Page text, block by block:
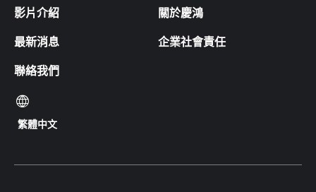
影片介紹 關於慶鴻
最新消息 企業社會責任
聯絡我們
繁體中文